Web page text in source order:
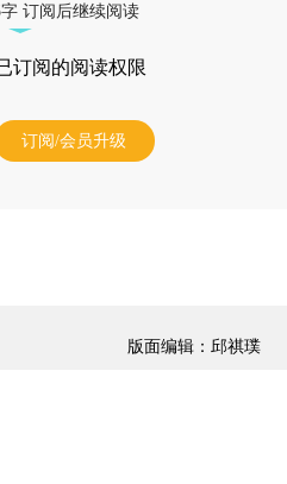
订阅后继续阅读
订阅的阅读权限
订阅/会员升级
版面编辑：邱祺璞